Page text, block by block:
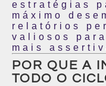
estratégias
máximo
relatórios
valiosos
mais
POR QUE A
TODO O